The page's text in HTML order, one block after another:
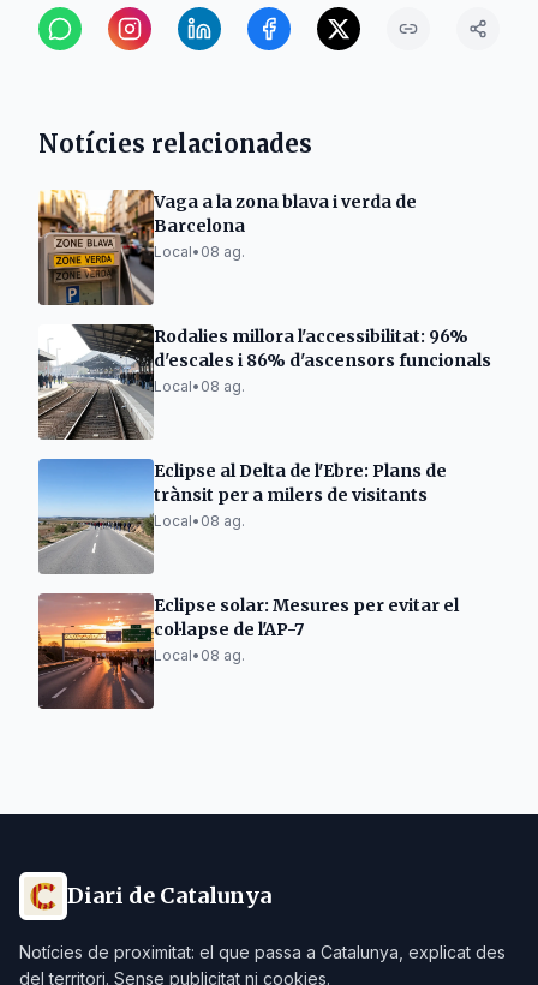
Notícies relacionades
Vaga a la zona blava i verda de
Barcelona
Local• 08 ag.
Rodalies millora l'accessibilitat: 96%
d'escales i 86% d'ascensors funcionals
Local• 08 ag.
Eclipse al Delta de l'Ebre: Plans de
trànsit per a milers de visitants
Local• 08 ag.
Eclipse solar: Mesures per evitar el
col·lapse de l'AP-7
Local• 08 ag.
Diari de Catalunya
Notícies de proximitat: el que passa a Catalunya, explicat des
del territori. Sense publicitat ni cookies.